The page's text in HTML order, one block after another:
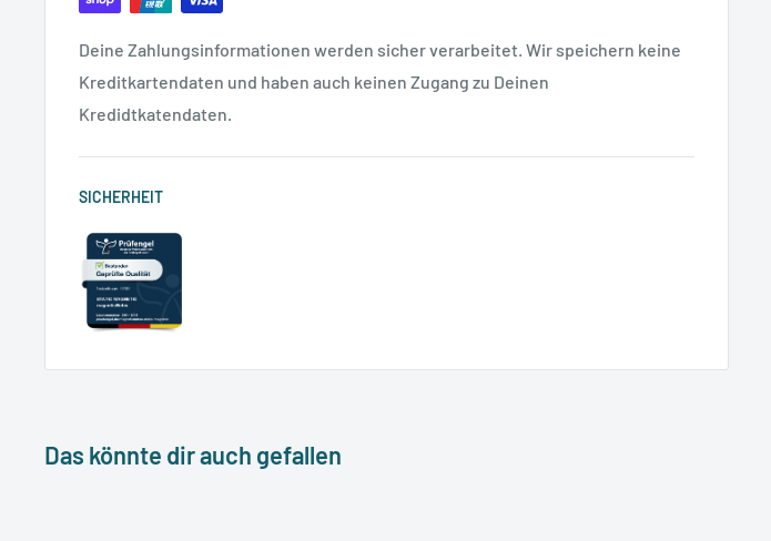
Deine Zahlungsinformationen werden sicher verarbeitet. Wir speichern keine
Kreditkartendaten und haben auch keinen Zugang zu Deinen
Kredidtkatendaten.
SICHERHEIT
Das könnte dir auch gefallen